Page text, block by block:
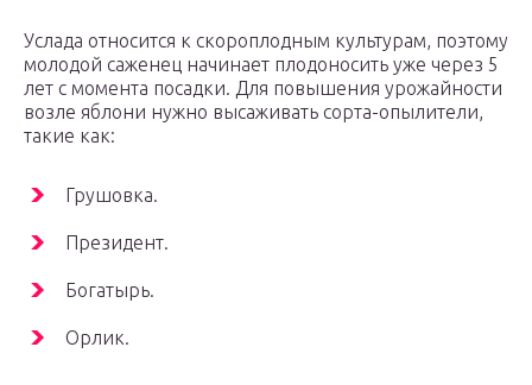
Услада относится к скороплодным культурам, поэтому
молодой саженец начинает плодоносить уже через 5
лет с момента посадки. Для повышения урожайности
возле яблони нужно высаживать сорта-опылители,
такие как:
Грушовка.
Президент.
Богатырь.
Орлик.